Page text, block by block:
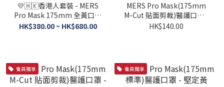
💛🇭🇰香港人套裝 - MERS
Pro Mask 175mm 全黃口罩
套裝 + MERS 呵護肌膚搓手
HK$380.00 ~ HK$680.00
MERS Pro Mask(175mm
M-Cut 貼面剪裁)醫護口罩 -
堅定黃
HK$140.00
會員獨享 會員獨享